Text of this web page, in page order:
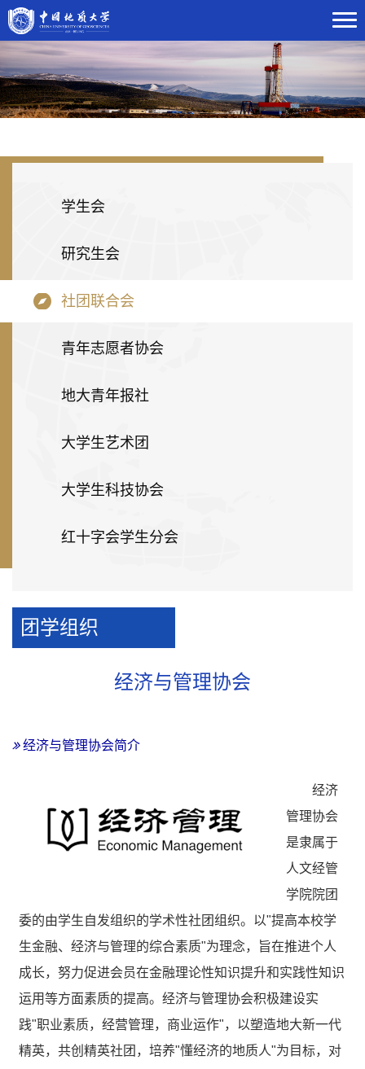
学生会
研究生会
社团联合会
青年志愿者协会
地大青年报社
大学生艺术团
大学生科技协会
红十字会学生分会
团学组织
经济与管理协会
经济与管理协会简介
经济
管理协会
是隶属于
人文经管
学院院团
委的由学生自发组织的学术性社团组织。以"提高本校学
生金融、经济与管理的综合素质"为理念，旨在推进个人
成长，努力促进会员在金融理论性知识提升和实践性知识
运用等方面素质的提高。经济与管理协会积极建设实
践"职业素质，经营管理，商业运作"，以塑造地大新一代
精英，共创精英社团，培养"懂经济的地质人"为目标，对